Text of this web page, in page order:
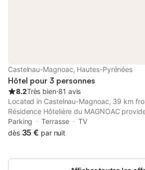
Castelnau-Magnoac, Hautes-Pyrénées
Hôtel pour 3 personnes
8.2Très bien⋅81 avis
Located in Castelnau-Magnoac, 39 km
Résidence Hôtelière du MAGNOAC
with a garden, free private parking, a
terrace.
Parking Terrasse
TV
dès 35 € par nuit